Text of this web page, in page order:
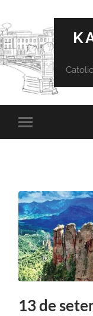
Toggle
mobile
13 de